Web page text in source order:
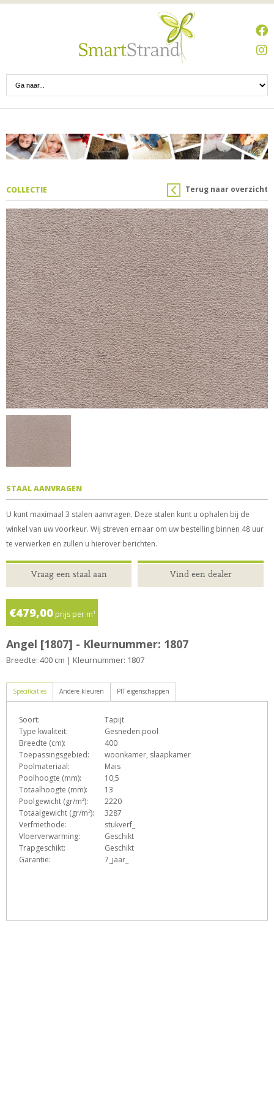
Terug naar overzicht
COLLECTIE
STAAL AANVRAGEN
U kunt maximaal 3 stalen aanvragen. Deze stalen kunt u ophalen bij de
winkel van uw voorkeur. Wij streven ernaar om uw bestelling binnen 48 uur
te verwerken en zullen u hierover berichten.
Vraag een staal aan Vind een dealer
€479,00prijs per m¹
Angel [1807] - Kleurnummer: 1807
Breedte: 400 cm | Kleurnummer: 1807
Specificaties
Soort:
Tapijt
Type kwaliteit:
Gesneden pool
Breedte (cm):
400
Toepassingsgebied:
woonkamer, slaapkamer
Poolmateriaal:
Mais
Poolhoogte (mm):
10,5
Totaalhoogte (mm):
13
Poolgewicht (gr/m²):
2220
Totaalgewicht (gr/m²):
3287
Verfmethode:
stukverf_
Vloerverwarming:
Geschikt
Trapgeschikt:
Geschikt
Garantie:
7_jaar_
Andere kleuren PIT eigenschappen
D ehL
sTZ